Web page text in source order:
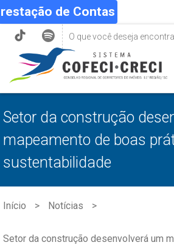
de Contas
Setor da construção
mapeamento de boas
sustentabilidade
Início Notícias
Setor da construção desenvolverá um